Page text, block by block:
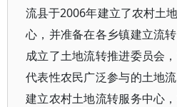
流县于2006年建立了农村土
心，并准备在各乡镇建立流
成立了土地流转推进委员会
代表性农民广泛参与的土地
建立农村土地流转服务中心